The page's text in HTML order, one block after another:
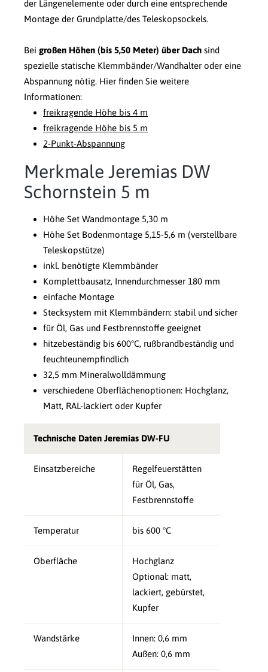
der Längenelemente oder durch eine entsprechende
Montage der Grundplatte/des Teleskopsockels.
Bei großen Höhen (bis 5,50 Meter) über Dach sind
spezielle statische Klemmbänder/Wandhalter oder eine
Abspannung nötig. Hier finden Sie weitere
Informationen:
freikragende Höhe bis 4 m
freikragende Höhe bis 5 m
2-Punkt-Abspannung
Merkmale Jeremias DW
Schornstein 5 m
Höhe Set Wandmontage 5,30 m
Höhe Set Bodenmontage 5,15-5,6 m (verstellbare
Teleskopstütze)
inkl. benötigte Klemmbänder
Komplettbausatz, Innendurchmesser 180 mm
einfache Montage
Stecksystem mit Klemmbändern: stabil und sicher
für Öl, Gas und Festbrennstoffe geeignet
hitzebeständig bis 600°C, rußbrandbeständig und
feuchteunempfindlich
32,5 mm Mineralwolldämmung
verschiedene Oberflächenoptionen: Hochglanz,
Matt, RAL-lackiert oder Kupfer
Technische Daten Jeremias DW-FU
Einsatzbereiche
Regelfeuerstätten
für Öl, Gas,
Festbrennstoffe
Temperatur bis 600 °C
Oberfläche
Hochglanz
Optional: matt,
lackiert, gebürstet,
Kupfer
Wandstärke
Innen: 0,6 mm
Außen: 0,6 mm